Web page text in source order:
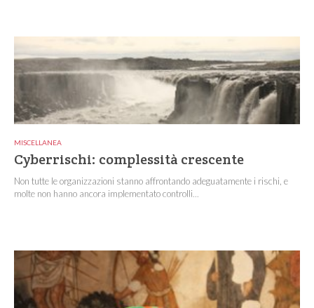
MISCELLANEA
Cyberrischi: complessità crescente
Non tutte le organizzazioni stanno affrontando adeguatamente i rischi, e
molte non hanno ancora implementato controlli...